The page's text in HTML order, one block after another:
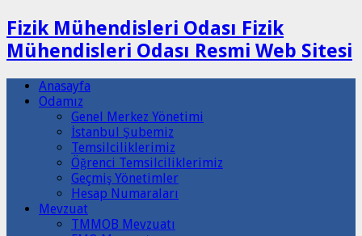
Fizik Mühendisleri Odası Fizik
Mühendisleri Odası Resmi Web Sitesi
Anasayfa
Odamız
Genel Merkez Yönetimi
İstanbul Şubemiz
Temsilciliklerimiz
Öğrenci Temsilciliklerimiz
Geçmiş Yönetimler
Hesap Numaraları
Mevzuat
TMMOB Mevzuatı